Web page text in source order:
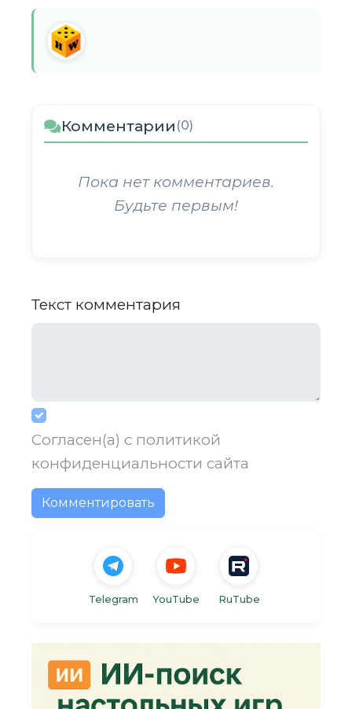
Комментарии (0)
Пока нет комментариев.
Будьте первым!
Текст комментария
Согласен(а) с политикой
конфиденциальности сайта
Комментировать
Telegram YouTube RuTube